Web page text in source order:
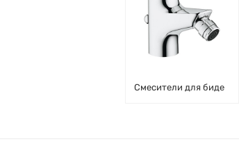
Смесители для биде